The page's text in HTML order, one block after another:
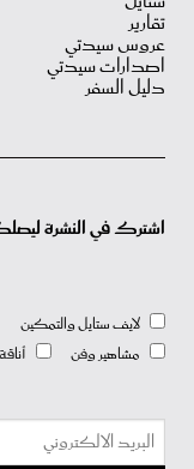
تقارير
عروس سيدتي
اصدارات سيدتي
دليل السفر
اشترك في النشرة
لايف ستايل والتمكين
مشاهير وفن